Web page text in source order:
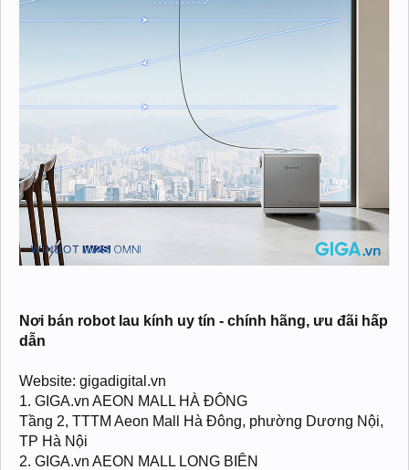
Nơi bán robot lau kính uy tín - chính hãng, ưu đãi hấp
dẫn
Website: gigadigital.vn
1. GIGA.vn AEON MALL HÀ ĐÔNG
Tầng 2, TTTM Aeon Mall Hà Đông, phường Dương Nội,
TP Hà Nội
2. GIGA.vn AEON MALL LONG BIÊN